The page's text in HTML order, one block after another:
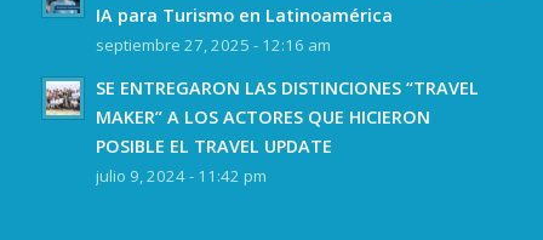
IA para Turismo en Latinoamérica
septiembre 27, 2025 - 12:16 am
SE ENTREGARON LAS DISTINCIONES “TRAVEL
MAKER” A LOS ACTORES QUE HICIERON
POSIBLE EL TRAVEL UPDATE
julio 9, 2024 - 11:42 pm